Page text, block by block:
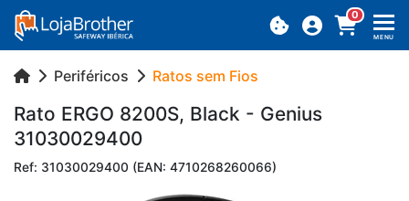
0
MENU
Periféricos Ratos sem Fios
Rato ERGO 8200S, Black - Ge­nius
31030029400
Ref: 31030029400 (EAN: 4710268260066)